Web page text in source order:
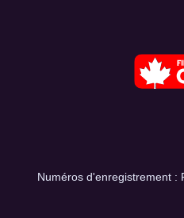
Numéros d'enregistrement :